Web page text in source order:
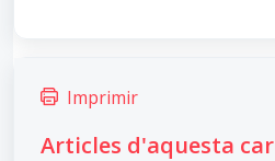
Imprimir
Articles d'aquesta